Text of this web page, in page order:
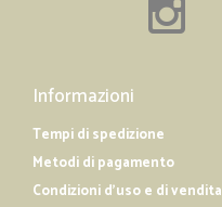
Informazioni
Tempi di spedizione
Metodi di pagamento
Condizioni d'uso e di vendita